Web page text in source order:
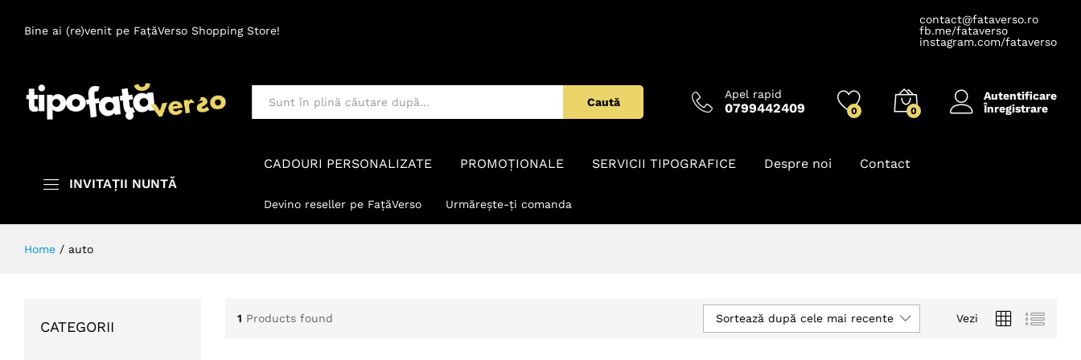
Bine ai (re)venit pe FațăVerso Shopping Store!
contact@fataverso.ro
fb.me/fataverso
instagram.com/fataverso
Toate Caută
Apel rapid
0799442409 0 0
Autentificare
Înregistrare
INVITAȚII NUNTĂ
CADOURI PERSONALIZATE PROMOȚIONALE SERVICII TIPOGRAFICE Despre noi Contact
Devino reseller pe FațăVerso Urmărește-ți comanda
Home / auto
1 Products found Vezi
Sortează după cele mai recente
CATEGORII